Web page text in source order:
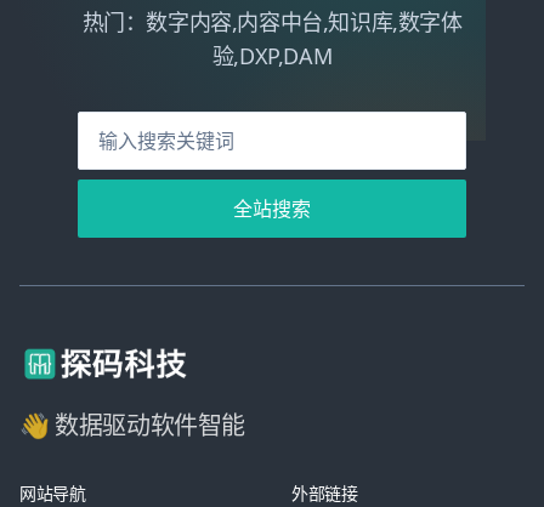
热门：数字内容,内容中台,知识库,数字体
验,DXP,DAM
全站搜索
👋 数据驱动软件智能
网站导航
外部链接